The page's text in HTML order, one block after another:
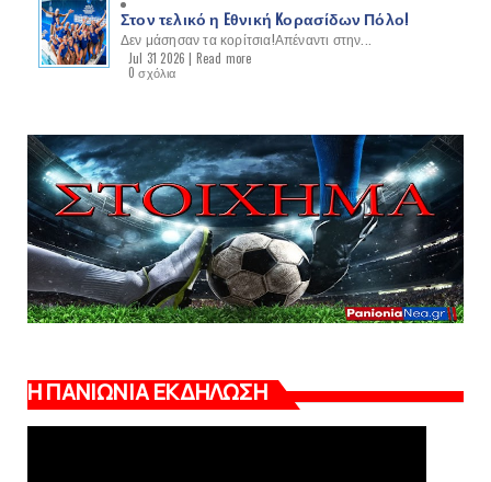
Στον τελικό η Eθνική Kορασίδων Πόλο!
Δεν μάσησαν τα κορίτσια!Απέναντι στην...
Jul 31 2026 | Read more
0 σχόλια
Η ΠΑΝΙΩΝΙΑ ΕΚΔΗΛΩΣΗ